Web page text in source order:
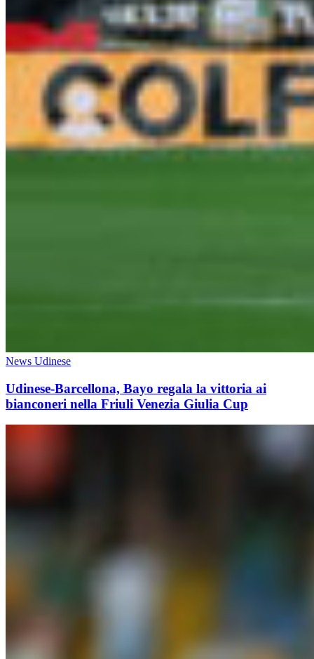
News Udinese
Udinese-Barcellona, Bayo regala la vittoria ai
bianconeri nella Friuli Venezia Giulia Cup